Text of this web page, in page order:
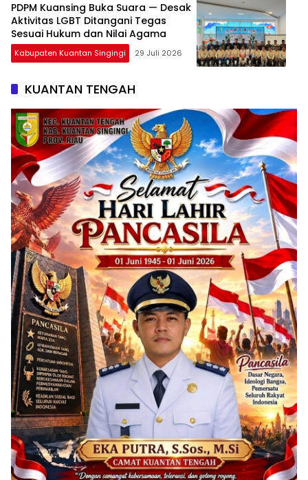
PDPM Kuansing Buka Suara — Desak
Aktivitas LGBT Ditangani Tegas
Sesuai Hukum dan Nilai Agama
Kabupaten Kuantan Singingi 29 Juli 2026
KUANTAN TENGAH